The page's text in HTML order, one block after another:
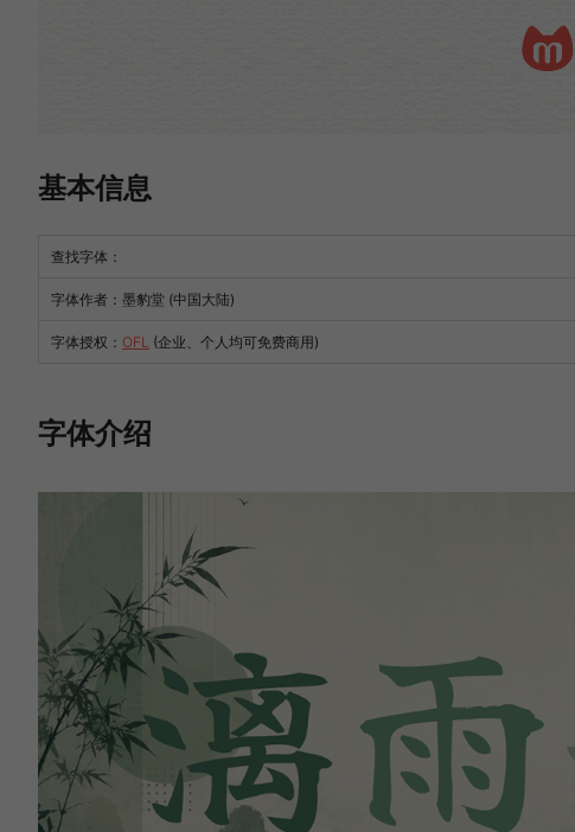
基本信息
查找字体：
字体作者：墨豹堂 (中国大陆)
字体授权： OFL (企业、个人均可免费商用)
字体介绍